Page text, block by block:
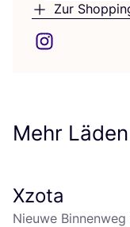
Zur
Mehr
Xzota
Nieuwe